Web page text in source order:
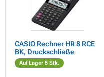
CASIO Rechner HR 8 RCE
BK, Druckschließe
Auf Lager 5 Stk.